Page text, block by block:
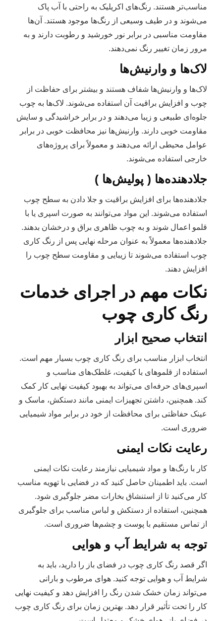
مناسب‌تر هستند. رنگ‌های اکریلیک به راحتی با آب پاک
می‌شوند و در طیف وسیعی از رنگ‌ها موجود هستند. آن‌ها
مقاومت مناسبی در برابر نور خورشید و رطوبت دارند و به
مرور زمان تغییر رنگ نمی‌دهند.
لاک‌ها و وارنیش‌ها
لاک‌ها و وارنیش‌ها شفاف هستند و بیشتر برای حفاظت از
چوب و افزایش براقیت آن استفاده می‌شوند. لاک‌ها به چوب
جلوه‌ای طبیعی و زیبا می‌دهند و در برابر خراشیدگی و سایش
مقاومت خوبی دارند. وارنیش‌ها نیز محافظت خوبی در برابر
عوامل محیطی ارائه می‌دهند و معمولاً برای پروژه‌های
خارجی استفاده می‌شوند.
جلادهنده‌ها ( پولیش‌ها )
جلادهنده‌ها برای افزایش براقیت و جلا دادن به سطح چوب
استفاده می‌شوند. این مواد می‌توانند به صورت اسپری یا با
قلمو اعمال شوند و به چوب ظاهری براق و درخشان بدهند.
جلادهنده‌ها معمولاً به عنوان مرحله نهایی پس از رنگ کاری
چوب استفاده می‌شوند تا زیبایی و مقاومت سطح چوب را
افزایش دهند.
نکات مهم در اجرای خدمات
رنگ‌ کاری چوب
انتخاب صحیح ابزار
انتخاب ابزار مناسب برای رنگ کاری چوب بسیار مهم است.
استفاده از قلموهای با کیفیت، غلطک‌های مناسب و
اسپری‌های حرفه‌ای می‌تواند به بهبود کیفیت نهایی کار کمک
کند. همچنین، داشتن تجهیزات ایمنی مانند دستکش، ماسک و
عینک حفاظتی برای محافظت از خود در برابر مواد شیمیایی
ضروری است.
رعایت نکات ایمنی
کار با رنگ‌ها و مواد شیمیایی نیازمند رعایت نکات ایمنی
است. باید اطمینان حاصل کنید که در فضایی با تهویه مناسب
کار می‌کنید تا از استنشاق بخارات مضر جلوگیری شود.
همچنین، استفاده از دستکش و لباس مناسب برای جلوگیری
از تماس مستقیم با پوست و چشم‌ها ضروری است.
توجه به شرایط آب و هوایی
اگر قصد رنگ کاری چوب در فضای باز را دارید، باید به
شرایط آب و هوایی توجه کنید. هوای مرطوب و بارانی
می‌تواند زمان خشک شدن رنگ را افزایش دهد و کیفیت نهایی
کار را تحت تأثیر قرار دهد. بهترین زمان برای رنگ‌ کاری چوب